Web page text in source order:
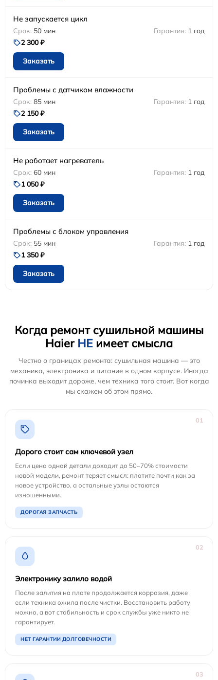
Не запускается цикл
50 мин
1 год
2 300 ₽
Заказать
Проблемы с датчиком влажности
85 мин
1 год
2 150 ₽
Заказать
Не работает нагреватель
60 мин
1 год
1 050 ₽
Заказать
Проблемы с блоком управления
55 мин
1 год
1 350 ₽
Заказать
Когда ремонт сушильной машины
Haier НЕ имеет смысла
Честно о границах ремонта: сушильная машина — это
механика, электроника и питание в одном корпусе. Иногда
починка выходит дороже, чем техника того стоит. Вот когда
мы скажем об этом прямо.
01
Дорого стоит сам ключевой узел
Если цена одной детали доходит до 50–70% стоимости
новой модели, ремонт теряет смысл: платите почти как за
новое устройство, а остальные узлы остаются
изношенными.
ДОРОГАЯ ЗАПЧАСТЬ
02
Электронику залило водой
После залития на плате продолжается коррозия, даже
если техника ожила после чистки. Восстановить работу
можно, а вот стабильность и срок службы уже никто не
гарантирует.
НЕТ ГАРАНТИИ ДОЛГОВЕЧНОСТИ
03